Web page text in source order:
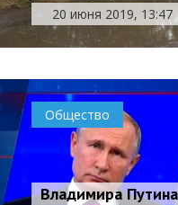
20 июня 2019, 13:47
Общество
Владимира